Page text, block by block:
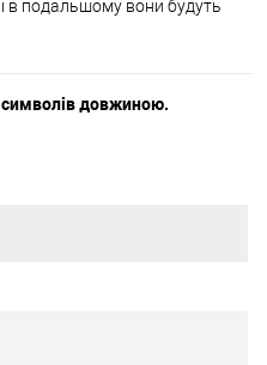
і в подальшому вони будуть
довжиною.